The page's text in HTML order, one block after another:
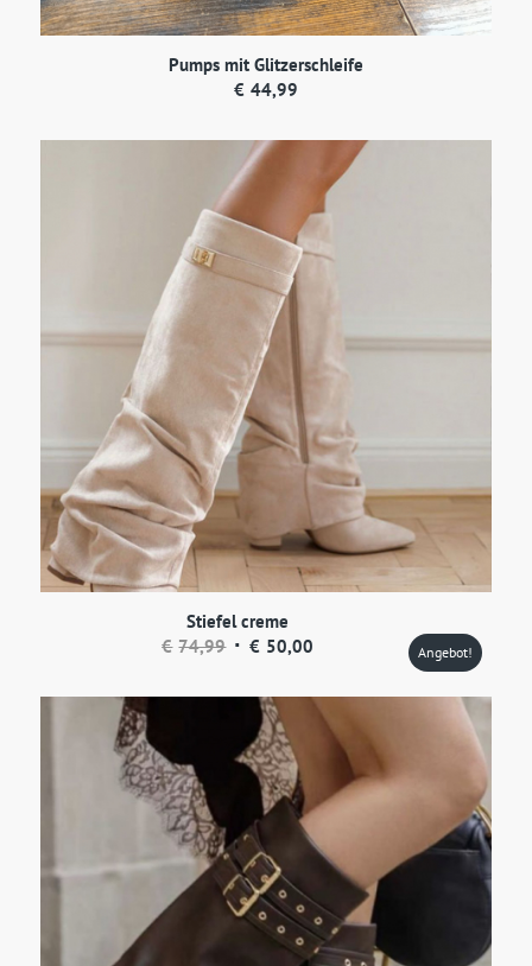
Pumps mit Glitzerschleife
€ 44,99
Stiefel creme
€ 74,99 Ursprünglicher
war:
€74,99
€ 50,00
ist:
€50,00.
Angebot!